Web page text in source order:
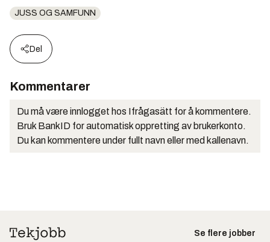
JUSS OG SAMFUNN
Del
Kommentarer
Du må være innlogget hos Ifrågasätt for å kommentere.
Bruk BankID for automatisk oppretting av brukerkonto.
Du kan kommentere under fullt navn eller med kallenavn.
Se flere jobber